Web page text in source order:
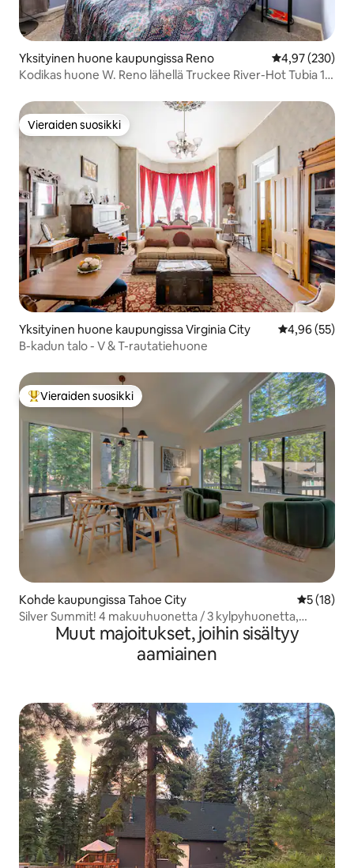
Yksityinen huone kaupungissa Reno
4,97 (230)
Kodikas huone W. Reno lähellä Truckee River-Hot Tubia 10
Vieraiden suosikki
Vieraiden suosikki
Yksityinen huone kaupungissa Virginia City
4,96 (55)
B-kadun talo - V & T-rautatiehuone
Vieraiden suosikkien parhaimmistoa
Vieraiden suosikki
Kohde kaupungissa Tahoe City
5 (18)
Silver Summit! 4 makuuhuonetta / 3 kylpyhuonetta,
yksityinen ranta, pelihuone!
Muut majoitukset, joihin sisältyy
aamiainen